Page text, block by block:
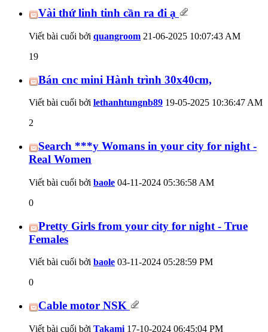
Vài thứ linh tinh cần ra đi ạ
Viết bài cuối bởi quangroom 21-06-2025 10:07:43 AM
19
Bán cnc mini Hành trình 30x40cm,
Viết bài cuối bởi lethanhtungnb89 19-05-2025 10:36:47 AM
2
Search ***y Womans in your city for night -
Real Women
Viết bài cuối bởi baole 04-11-2024 05:36:58 AM
0
Pretty Girls from your city for night - True
Females
Viết bài cuối bởi baole 03-11-2024 05:28:59 PM
0
Cable motor NSK
Viết bài cuối bởi Takami 17-10-2024 06:45:04 PM